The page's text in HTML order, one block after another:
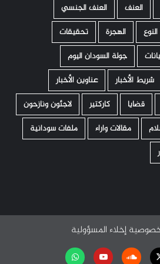
العنف
العنف الجنسي
النوع الهجرة
تحقيقات
جولة السودان اليوم
شريط الأخبار
عناوين الأخبار
قضايا كاركتير
لاجئون ونازحون
مقالات واراء
ملفات سودانية
إخلاء المسؤولية